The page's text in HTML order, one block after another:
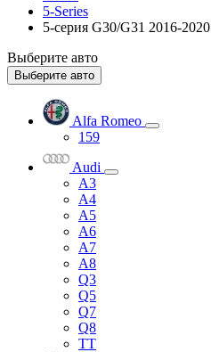
5-Series
5-серия G30/G31 2016-2020
Выберите авто
Выберите авто
Alfa Romeo
159
Audi
A3
A4
A5
A6
A7
A8
Q3
Q5
Q7
Q8
TT